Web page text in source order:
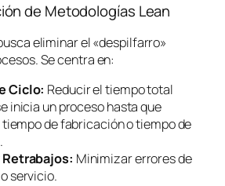
de Metodologías Lean
eliminar el «despilfarro»
Se centra en:
Ciclo: Reducir el tiempo total
inicia un proceso hasta que
de fabricación o tiempo de
Minimizar errores de
servicio.